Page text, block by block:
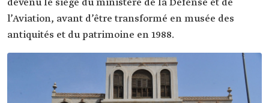
devenu le siège du ministère de la Défense et de
l’Aviation, avant d’être transformé en musée des
antiquités et du patrimoine en 1988.